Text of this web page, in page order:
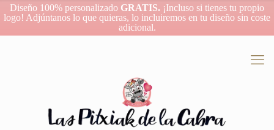
Diseño 100% personalizado GRATIS. ¡Incluso si tienes tu propio
logo! Adjúntanos lo que quieras, lo incluiremos en tu diseño sin coste
adicional.